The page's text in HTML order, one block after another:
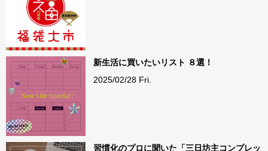
新生活に買いたいリスト ８選！
2025/02/28 Fri.
習慣化のプロに聞いた「三日坊主コンプレッ